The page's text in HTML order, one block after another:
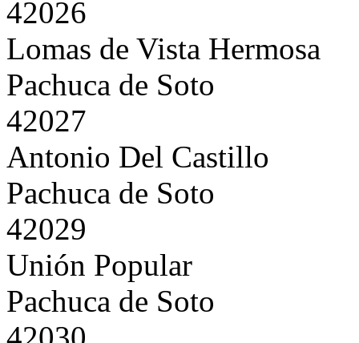
42026
Lomas de Vista Hermosa
Pachuca de Soto
42027
Antonio Del Castillo
Pachuca de Soto
42029
Unión Popular
Pachuca de Soto